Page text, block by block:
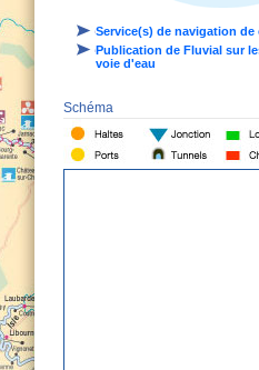
Service(s) de navigation
Publication de Fluvial sur
voie d'eau
Schéma